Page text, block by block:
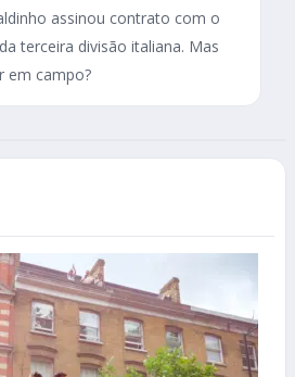
assinou contrato com o
terceira divisão italiana. Mas
em campo?